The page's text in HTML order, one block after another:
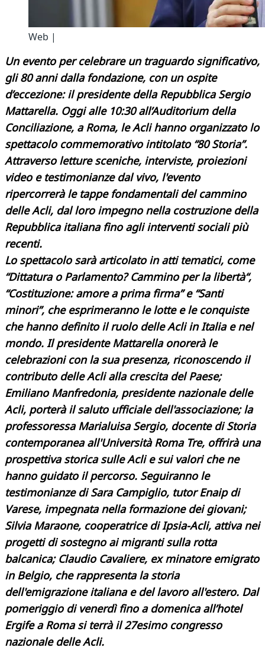
Web |
Un evento per celebrare un traguardo significativo,
gli 80 anni dalla fondazione, con un ospite
d’eccezione: il presidente della Repubblica Sergio
Mattarella. Oggi alle 10:30 all’Auditorium della
Conciliazione, a Roma, le Acli hanno organizzato lo
spettacolo commemorativo intitolato “80 Storia”.
Attraverso letture sceniche, interviste, proiezioni
video e testimonianze dal vivo, l'evento
ripercorrerà le tappe fondamentali del cammino
delle Acli, dal loro impegno nella costruzione della
Repubblica italiana fino agli interventi sociali più
recenti.
Lo spettacolo sarà articolato in atti tematici, come
“Dittatura o Parlamento? Cammino per la libertà“,
“Costituzione: amore a prima firma” e “Santi
minori”, che esprimeranno le lotte e le conquiste
che hanno definito il ruolo delle Acli in Italia e nel
mondo. Il presidente Mattarella onorerà le
celebrazioni con la sua presenza, riconoscendo il
contributo delle Acli alla crescita del Paese;
Emiliano Manfredonia, presidente nazionale delle
Acli, porterà il saluto ufficiale dell'associazione; la
professoressa Marialuisa Sergio, docente di Storia
contemporanea all'Università Roma Tre, offrirà una
prospettiva storica sulle Acli e sui valori che ne
hanno guidato il percorso. Seguiranno le
testimonianze di Sara Campiglio, tutor Enaip di
Varese, impegnata nella formazione dei giovani;
Silvia Maraone, cooperatrice di Ipsia-Acli, attiva nei
progetti di sostegno ai migranti sulla rotta
balcanica; Claudio Cavaliere, ex minatore emigrato
in Belgio, che rappresenta la storia
dell'emigrazione italiana e del lavoro all'estero. Dal
pomeriggio di venerdì fino a domenica all’hotel
Ergife a Roma si terrà il 27esimo congresso
nazionale delle Acli.